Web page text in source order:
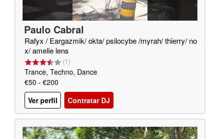
Paulo Cabral
Rafyx / Eargazmik/ okta/ psilocybe /myrah/ thierry/ no
x/ amelie lens
(1)
Trance, Techno, Dance
€50 - €200
Ver perfil
Contratar DJ